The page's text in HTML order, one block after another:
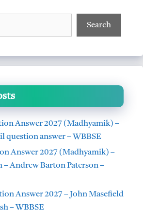
Search
Answer 2027 (Madhyamik) –
question answer – WBBSE
Answer 2027 (Madhyamik) –
– Andrew Barton Paterson –
Answer 2027 – John Masefield
– WBBSE